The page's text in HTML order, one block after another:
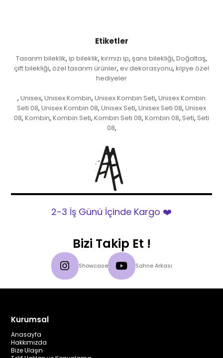
Etiketler
Tasarım bileklik, ip bileklik, kırmızı ip, şans bilekliği, Doğaltaş,
çift bilekliği, özel tasarım ürünler, ev dekorasyonu, kişiye özel
hediyeler
, Unisex, Unisex Kombin, Unisex Kombin Seti, Unisex Kombin
Seti 08, Unisex Kombin 08, Unisex Seti, Unisex Seti 08, Unisex
08, Kombin, Kombin Seti, Kombin Seti 08, Kombin 08, Seti, Seti
08,
2-3 İş Günü İçinde Kargo ❤️
Bizi Takip Et !
Showcase Sahne Arkası
Kurumsal
Anasayfa
Hakkımızda
Bize Ulaşın